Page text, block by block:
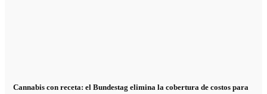
Cannabis con receta: el Bundestag elimina la cobertura de costos para